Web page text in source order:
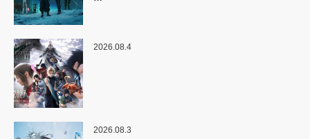
2026.08.4
2026.08.3